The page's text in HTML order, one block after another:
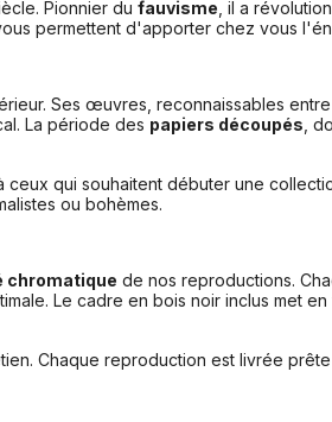
Pionnier du fauvisme , il a
permettent d'apporter chez vous
Ses œuvres, reconnaissables
La période des papiers découpés ,
qui souhaitent débuter une
ou bohèmes.
chromatique de nos reproductions.
Le cadre en bois noir inclus met
Chaque reproduction est livrée